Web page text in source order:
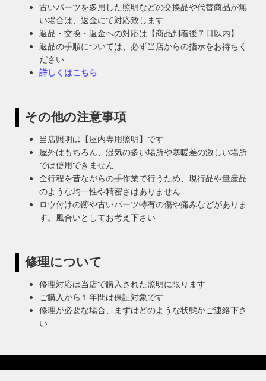
古いパーツを多用した照明などの交換品や代替商品が無
い場合は、返金にて対応致します
返品・交換・返金への対応は【商品到着後７日以内】
返品の手順については、必ず当店からの指示をお待ちく
ださい
詳しくはこちら
その他の注意事項
当店照明は【屋内専用照明】です
屋外はもちろん、湿気の多い場所や寒暖差の激しい場所
では使用できません
全行程を昔ながらの手作業で行うため、現行品や量産品
のような均一性や精密さはありません
ロウ付けの跡や古いパーツ特有の傷や痛みなどがありま
す。風合いとしてお考え下さい
修理について
修理対応は当店で購入された照明に限ります
ご購入から１年間は保証対象です
修理が必要な場合、まずはどのような状態かご連絡下さ
い